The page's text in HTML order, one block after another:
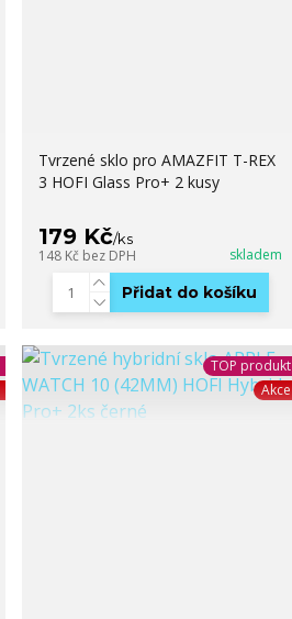
Tvrzené sklo pro AMAZFIT T-REX
3 HOFI Glass Pro+ 2 kusy
179 Kč/ks
148 Kč bez DPH skladem
Přidat do košíku
TOP produkt
Akce